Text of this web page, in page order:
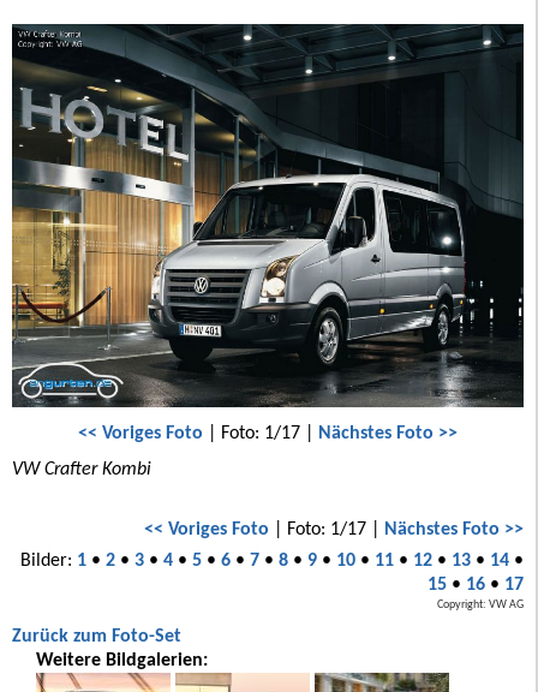
<< Voriges Foto | Foto: 1/17 | Nächstes Foto >>
VW Crafter Kombi
<< Voriges Foto | Foto: 1/17 | Nächstes Foto >>
Bilder: 1• 2• 3• 4• 5• 6• 7• 8• 9• 10• 11• 12• 13• 14•
15• 16• 17
Copyright: VW AG
Zurück zum Foto-Set
Weitere Bildgalerien: